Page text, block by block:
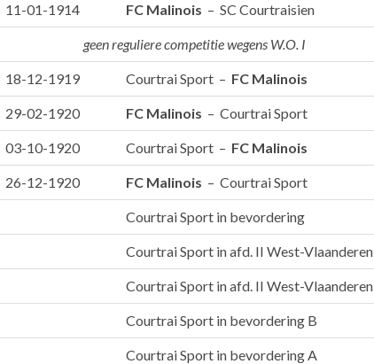
11-01-1914 FC Malinois – SC Courtraisien
geen reguliere competitie wegens W.O. I
18-12-1919 Courtrai Sport – FC Malinois
29-02-1920 FC Malinois – Courtrai Sport
03-10-1920 Courtrai Sport – FC Malinois
26-12-1920 FC Malinois – Courtrai Sport
Courtrai Sport in bevordering
Courtrai Sport in afd. II West-Vlaanderen
Courtrai Sport in afd. II West-Vlaanderen
Courtrai Sport in bevordering B
Courtrai Sport in bevordering A